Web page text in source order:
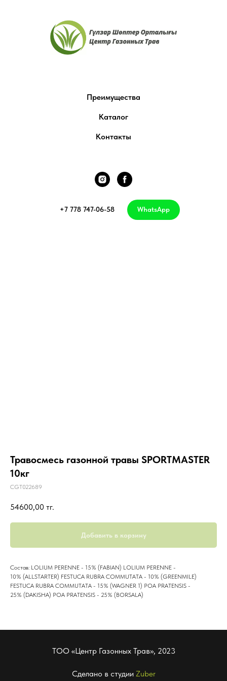
Преимущества
Каталог
Контакты
+7 778 747-06-58 WhatsApp
Травосмесь газонной травы SPORTMASTER
10кг
CGT022689
54600,00 тг.
Добавить в корзину
Состав: LOLIUM PERENNE - 15% (FABIAN) LOLIUM PERENNE -
10% (ALLSTARTER) FESTUCA RUBRA COMMUTATA - 10% (GREENMILE)
FESTUCA RUBRA COMMUTATA - 15% (WAGNER 1) POA PRATENSIS -
25% (DAKISHA) POA PRATENSIS - 25% (BORSALA)
ТОО «Центр Газонных Трав», 2023
Сделано в студии Zuber